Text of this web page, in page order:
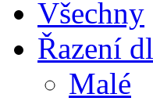
Všechny
Řazení
Malé